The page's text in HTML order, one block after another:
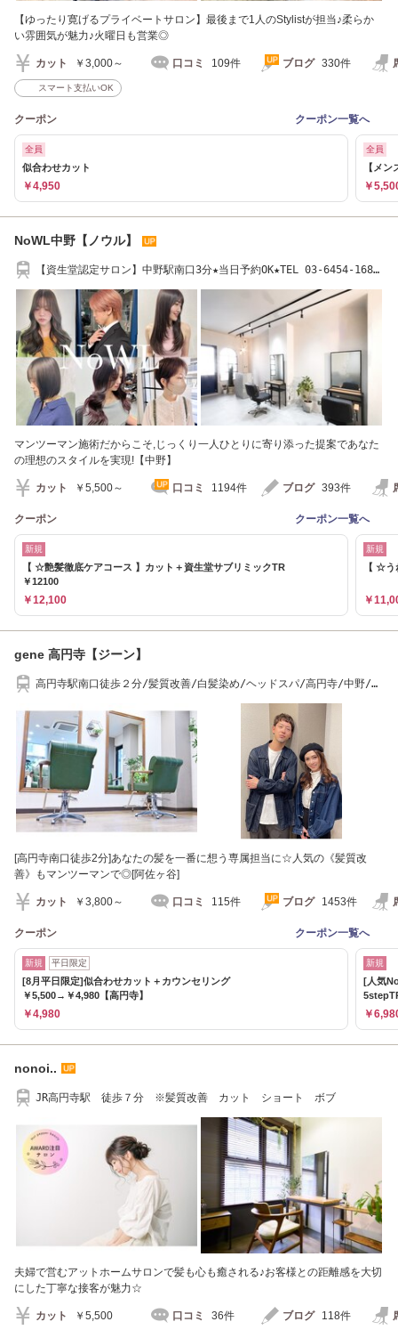
【ゆったり寛げるプライベートサロン】最後まで1人のStylistが担当♪柔らか
い雰囲気が魅力♪火曜日も営業◎
カット ￥3,000～ 口コミ 109件 ブログ 330件
スマート支払いOK
クーポン クーポン一覧へ
全員
似合わせカット
￥4,950
全員
【メ
￥
NoWL中野【ノウル】
【資生堂認定サロン】中野駅南口3分★当日予約OK★TEL 03-6454-1681
マンツーマン施術だからこそ,じっくり一人ひとりに寄り添った提案であなた
の理想のスタイルを実現!【中野】
カット ￥5,500～ 口コミ 1194件 ブログ 393件
クーポン クーポン一覧へ
新規
【 ☆艶髪徹底ケアコース 】カット＋資生堂サブリミックTR
￥12100
￥12,100
新規
【 ☆
￥
gene 高円寺【ジーン】
高円寺駅南口徒歩２分/髪質改善/白髪染め/ヘッドスパ/高円寺/中野/阿
[高円寺南口徒歩2分]あなたの髪を一番に想う専属担当に☆人気の《髪質改
善》もマンツーマンで◎[阿佐ヶ谷]
カット ￥3,800～ 口コミ 115件 ブログ 1453件
クーポン クーポン一覧へ
新規 平日限定
[8月平日限定]似合わせカット＋カウンセリング
￥5,500→￥4,980【高円寺】
￥4,980
新規
[人気
￥
nonoi..
JR高円寺駅 徒歩７分 ※髪質改善 カット ショート ボブ
夫婦で営むアットホームサロンで髪も心も癒される♪お客様との距離感を大切
にした丁寧な接客が魅力☆
カット ￥5,500 口コミ 36件 ブログ 118件